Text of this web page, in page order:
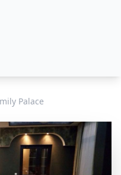
Palace